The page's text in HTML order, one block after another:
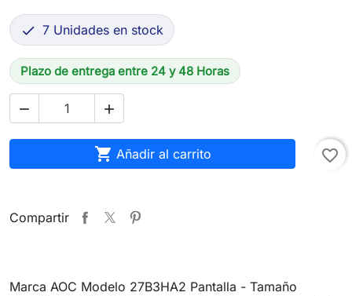
 7 Unidades en stock
Plazo de entrega entre 24 y 48 Horas
 
 Añadir al carrito favorite_border
Compartir
Marca AOC Modelo 27B3HA2 Pantalla - Tamaño